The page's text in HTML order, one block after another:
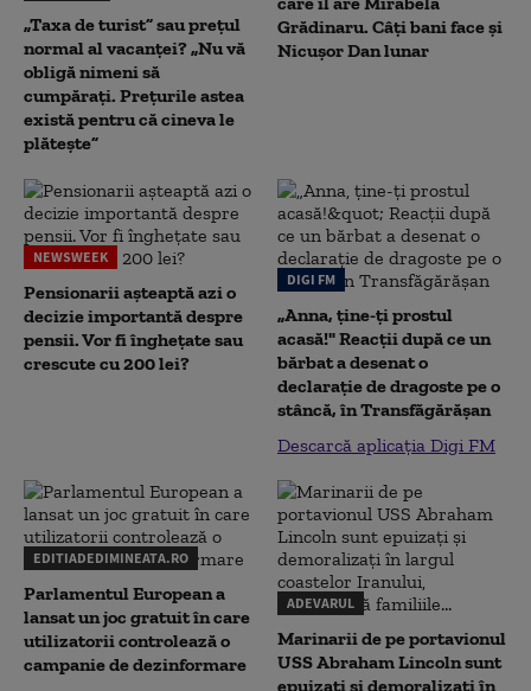
„Taxa de turist” sau prețul
normal al vacanței? „Nu vă
obligă nimeni să
cumpărați. Prețurile astea
există pentru că cineva le
plătește”
Grădinaru. Câţi bani face şi
Nicuşor Dan lunar
NEWSWEEK
Pensionarii așteaptă azi o
decizie importantă despre
pensii. Vor fi înghețate sau
crescute cu 200 lei?
DIGI FM
„Anna, ţine-ţi prostul
acasă!" Reacţii după ce un
bărbat a desenat o
declaraţie de dragoste pe o
stâncă, în Transfăgărăşan
Descarcă aplicația Digi FM
EDITIADEDIMINEATA.RO
Parlamentul European a
lansat un joc gratuit în care
utilizatorii controlează o
campanie de dezinformare
ADEVARUL
Marinarii de pe portavionul
USS Abraham Lincoln sunt
epuizați și demoralizați în